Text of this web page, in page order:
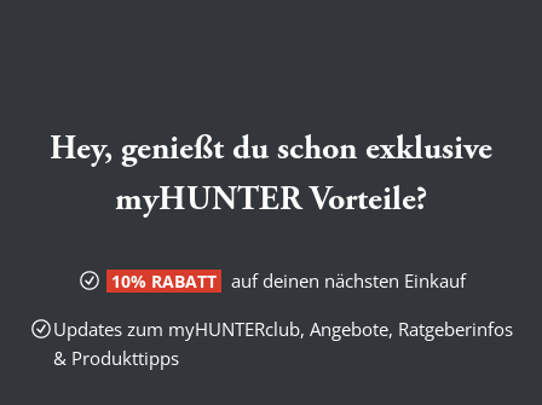
Hey, genießt du schon exklusive
myHUNTER Vorteile?
10% RABATT
auf deinen nächsten Einkauf
Updates zum myHUNTERclub, Angebote, Ratgeberinfos
& Produkttipps